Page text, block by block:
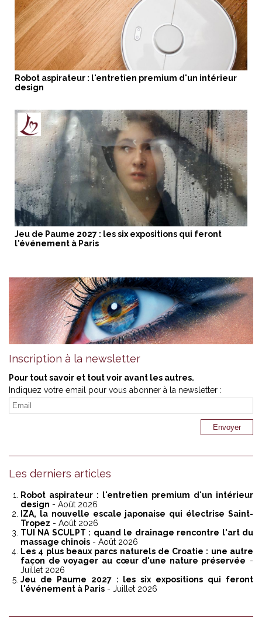
Robot aspirateur : l'entretien premium d'un intérieur
design
Jeu de Paume 2027 : les six expositions qui feront
l'événement à Paris
Inscription à la newsletter
Pour tout savoir et tout voir avant les autres.
Indiquez votre email pour vous abonner à la newsletter :
Les derniers articles
Robot aspirateur : l'entretien premium d'un intérieur
design - Août 2026
IZA, la nouvelle escale japonaise qui électrise Saint-
Tropez - Août 2026
TUI NA SCULPT : quand le drainage rencontre l'art du
massage chinois - Août 2026
Les 4 plus beaux parcs naturels de Croatie : une autre
façon de voyager au cœur d'une nature préservée -
Juillet 2026
Jeu de Paume 2027 : les six expositions qui feront
l'événement à Paris - Juillet 2026